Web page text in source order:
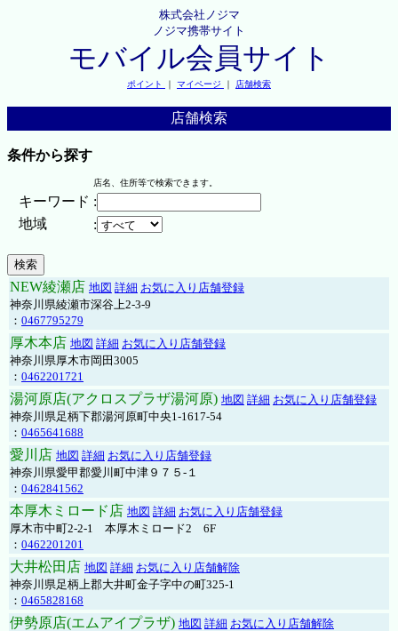
株式会社ノジマ
ノジマ携帯サイト
モバイル会員サイト
ポイント ｜ マイページ ｜ 店舗検索
店舗検索
条件から探す
店名、住所等で検索できます。
キーワード :
地域
:
NEW綾瀬店 地図 詳細 お気に入り店舗登録
神奈川県綾瀬市深谷上2-3-9
： 0467795279
厚木本店 地図 詳細 お気に入り店舗登録
神奈川県厚木市岡田3005
： 0462201721
湯河原店(アクロスプラザ湯河原) 地図 詳細 お気に入り店舗登録
神奈川県足柄下郡湯河原町中央1-1617-54
： 0465641688
愛川店 地図 詳細 お気に入り店舗登録
神奈川県愛甲郡愛川町中津９７５-１
： 0462841562
本厚木ミロード店 地図 詳細 お気に入り店舗登録
厚木市中町2-2-1 本厚木ミロード2 6F
： 0462201201
大井松田店 地図 詳細 お気に入り店舗解除
神奈川県足柄上郡大井町金子字中の町325-1
： 0465828168
伊勢原店(エムアイプラザ) 地図 詳細 お気に入り店舗解除